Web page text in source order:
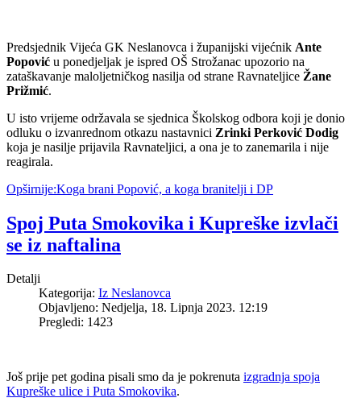
Predsjednik Vijeća GK Neslanovca i županijski vijećnik Ante
Popović u ponedjeljak je ispred OŠ Strožanac upozorio na
zataškavanje maloljetničkog nasilja od strane Ravnateljice Žane
Prižmić.
U isto vrijeme održavala se sjednica Školskog odbora koji je donio
odluku o izvanrednom otkazu nastavnici Zrinki Perković Dodig
koja je nasilje prijavila Ravnateljici, a ona je to zanemarila i nije
reagirala.
Opširnije:Koga brani Popović, a koga branitelji i DP
Spoj Puta Smokovika i Kupreške izvlači
se iz naftalina
Detalji
Kategorija: Iz Neslanovca
Objavljeno: Nedjelja, 18. Lipnja 2023. 12:19
Pregledi: 1423
Još prije pet godina pisali smo da je pokrenuta izgradnja spoja
Kupreške ulice i Puta Smokovika.